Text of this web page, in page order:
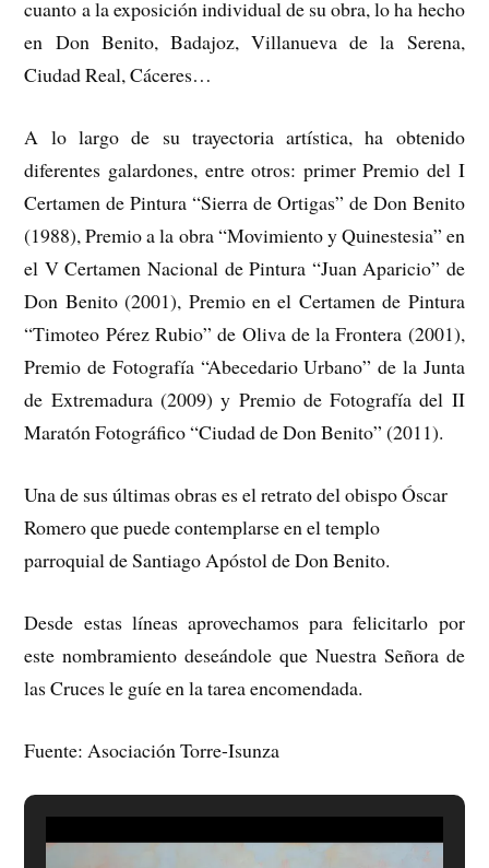
cuanto a la exposición individual de su obra, lo ha hecho
en Don Benito, Badajoz, Villanueva de la Serena,
Ciudad Real, Cáceres…
A lo largo de su trayectoria artística, ha obtenido
diferentes galardones, entre otros: primer Premio del I
Certamen de Pintura “Sierra de Ortigas” de Don Benito
(1988), Premio a la obra “Movimiento y Quinestesia” en
el V Certamen Nacional de Pintura “Juan Aparicio” de
Don Benito (2001), Premio en el Certamen de Pintura
“Timoteo Pérez Rubio” de Oliva de la Frontera (2001),
Premio de Fotografía “Abecedario Urbano” de la Junta
de Extremadura (2009) y Premio de Fotografía del II
Maratón Fotográfico “Ciudad de Don Benito” (2011).
Una de sus últimas obras es el retrato del obispo Óscar
Romero que puede contemplarse en el templo
parroquial de Santiago Apóstol de Don Benito.
Desde estas líneas aprovechamos para felicitarlo por
este nombramiento deseándole que Nuestra Señora de
las Cruces le guíe en la tarea encomendada.
Fuente: Asociación Torre-Isunza